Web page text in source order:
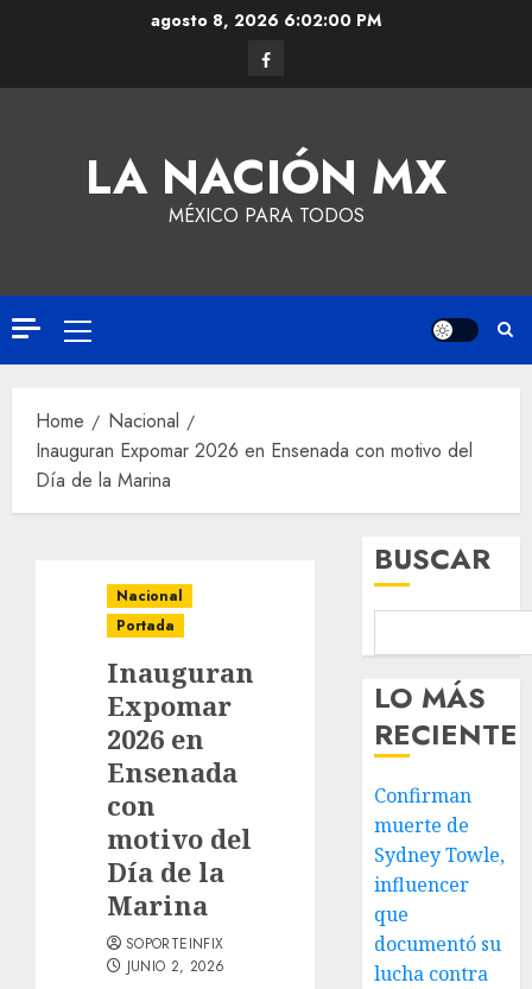
agosto 8, 20266:02:01 PM
LA NACIÓN MX
MÉXICO PARA TODOS
Home
Nacional
Inauguran Expomar 2026 en Ensenada con motivo del
Día de la Marina
Nacional
Portada
Inauguran
Expomar
2026 en
Ensenada
con
motivo del
Día de la
Marina
SOPORTEINFIX
JUNIO 2, 2026
BUSCAR
LO MÁS
RECIENTE
Confirman
muerte de
Sydney Towle,
influencer
que
documentó su
lucha contra